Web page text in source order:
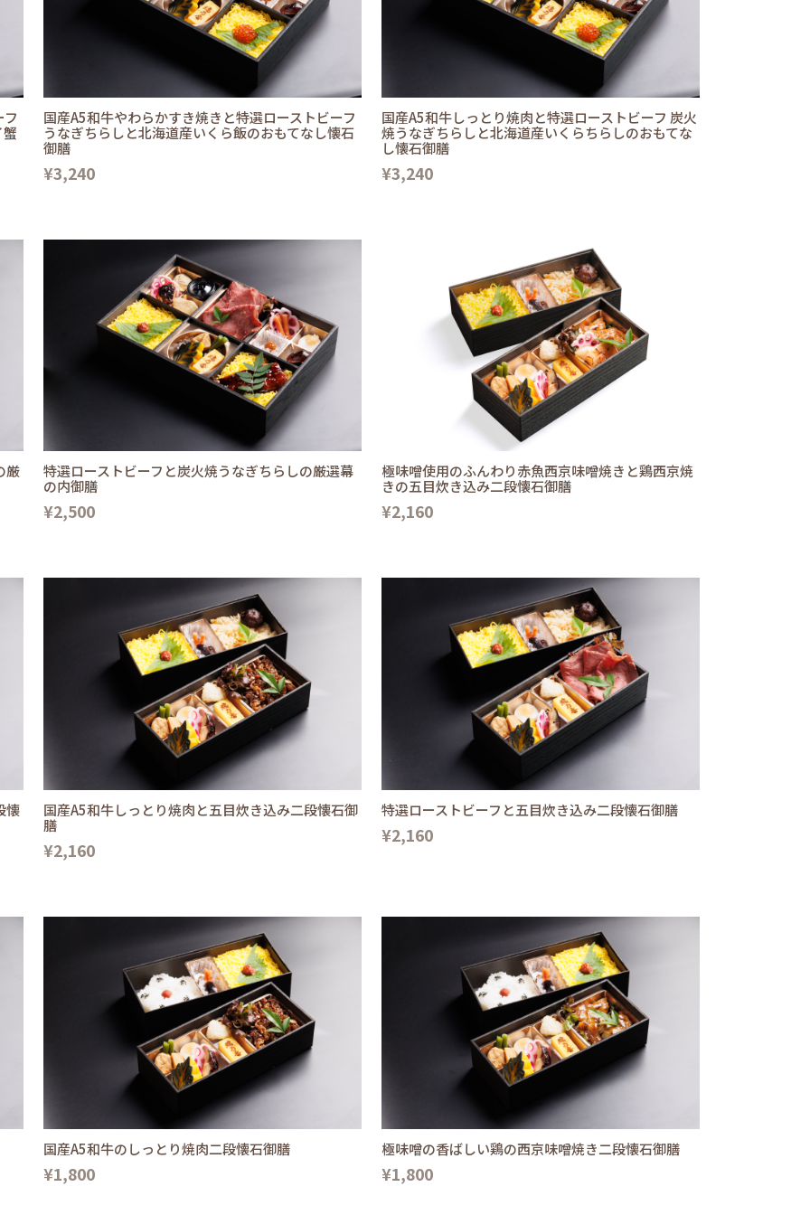
国産A5和牛やわらかすき焼きと特選ローストビーフ
うなぎちらしと北海道産いくら飯のおもてなし懐石
御膳
¥3,240
国産A5和牛しっとり焼肉と特選ローストビーフ 炭火
焼うなぎちらしと北海道産いくらちらしのおもてな
し懐石御膳
¥3,240
厳
特選ローストビーフと炭火焼うなぎちらしの厳選幕
の内御膳
¥2,500
極味噌使用のふんわり赤魚西京味噌焼きと鶏西京焼
きの五目炊き込み二段懐石御膳
¥2,160
懐
国産A5和牛しっとり焼肉と五目炊き込み二段懐石御
膳
¥2,160
特選ローストビーフと五目炊き込み二段懐石御膳
¥2,160
国産A5和牛のしっとり焼肉二段懐石御膳
¥1,800
極味噌の香ばしい鶏の西京味噌焼き二段懐石御膳
¥1,800